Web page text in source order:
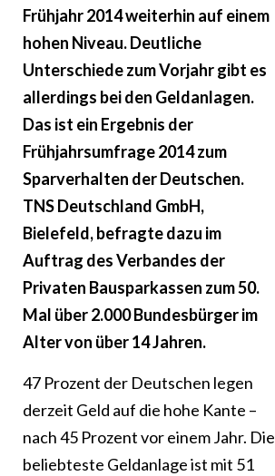
Frühjahr 2014 weiterhin auf einem
hohen Niveau. Deutliche
Unterschiede zum Vorjahr gibt es
allerdings bei den Geldanlagen.
Das ist ein Ergebnis der
Frühjahrsumfrage 2014 zum
Sparverhalten der Deutschen.
TNS Deutschland GmbH,
Bielefeld, befragte dazu im
Auftrag des Verbandes der
Privaten Bausparkassen zum 50.
Mal über 2.000 Bundesbürger im
Alter von über 14 Jahren.
47 Prozent der Deutschen legen
derzeit Geld auf die hohe Kante –
nach 45 Prozent vor einem Jahr. Die
beliebteste Geldanlage ist mit 51